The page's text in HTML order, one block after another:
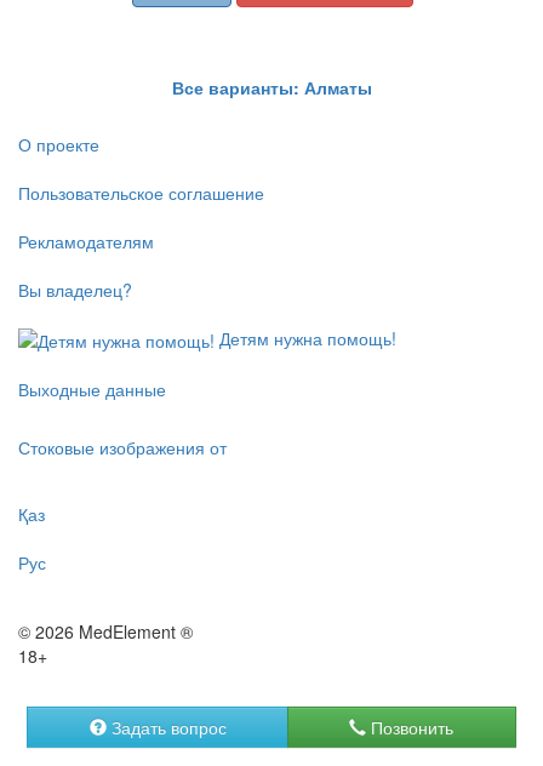
Все варианты: Алматы
О проекте
Пользовательское соглашение
Рекламодателям
Вы владелец?
Детям нужна помощь!
Выходные данные
Стоковые изображения от
Қаз
Рус
© 2026 MedElement ®
18+
Задать вопрос Позвонить